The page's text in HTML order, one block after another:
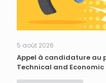
5 août 2026
Appel à candidature au
Technical and